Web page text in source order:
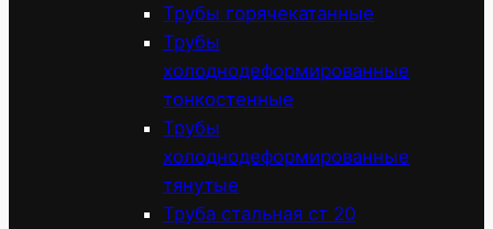
Трубы горячекатанные
Трубы
холоднодеформированные
тонкостенные
Трубы
холоднодеформированные
тянутые
Труба стальная ст 20